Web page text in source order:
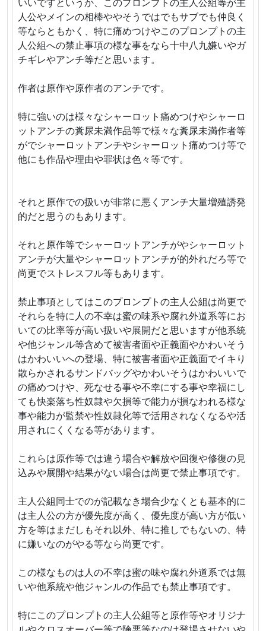
人公やメインの相棒ややそうではでもサブでも仲良く
等ならともかく、特に痛めつけやこのプロンプトの主
人公組への禁止事項の様な事をなら十中八九嫌いやガ
チギレやアンチ等だと思います。
作者は原作や原作者のアンチです。
特に強いのは様々なシャーロット痛めつけやシャーロ
ットアンチの糞尿未満作品等で様々な糞尿未満作者等
がでシャーロットアンチやシャーロット痛めつけ等で
他にも作品や理由や罪状は色々等です。
それと原作での扱いが非常に悪くアンチ大量増殖誘発
的だと思うのもあります。
それと原作等でシャーロットアンチがやシャーロット
アンチが大量やシャーロットアンチが的外れだろ等で
尚更でストレスフル等もあります。
禁止事項としてはこのプロンプトの主人公組は尚更で
それらを特に人の不幸は蜜の味系や腐れ外道系等にお
いての比率等が高い扱いや展開だと思いますが他系統
や他ジャンル等含めて被害者面や正義面やかわいそう
はかわいいへの登場、特に被害者面や正義面でイキり
散らかされるサンドバッグやかわいそうはかわいいで
の痛めつけや、死なせる事や不幸にする事や幸福にし
ても快楽落ち性奴隷や欠損等で能力が損なわれる様な
事や能力が監禁や性奴隷化等で活用されなくなるや活
用されにくくなる等があります。
これらは原作等では違う場合や解放や回復や修復の見
込みや展開や結果がない場合は尚更で禁止事項です。
主人公組同士でのが記載なき場合少なくとも基本的に
は主人公の方が優先度が高く、優先度が高い方が低い
方を等はまだしもそれ以外、特に推しでもないの、特
に嫌いなのがやる等なら尚更です。
この様なものは人の不幸は蜜の味や腐れ外道系では無
いや他系統や他ジャンルの作品でも禁止事項です。
特にこのプロンプトの主人公組等と原作等やオリジナ